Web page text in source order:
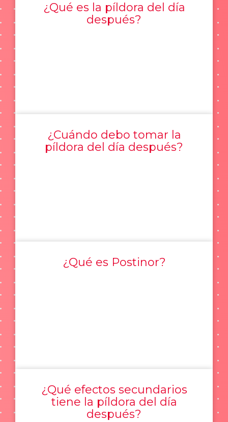
¿Qué es la píldora del día
después?
¿Cuándo debo tomar la
píldora del día después?
¿Qué es Postinor?
¿Qué efectos secundarios
tiene la píldora del día
después?